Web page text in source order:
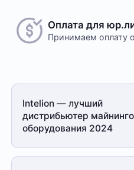
Оплата для
Принимаем оплату
Intelion — лучший
дистрибьютер
оборудования 2024